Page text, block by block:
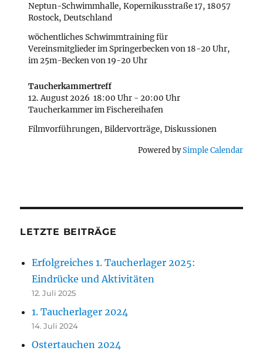
Neptun-Schwimmhalle, Kopernikusstraße 17, 18057
Rostock, Deutschland
wöchentliches Schwimmtraining für
Vereinsmitglieder im Springerbecken von 18-20 Uhr,
im 25m-Becken von 19-20 Uhr
Taucherkammertreff
12. August 2026 18:00 Uhr -20:00 Uhr
Taucherkammer im Fischereihafen
Filmvorführungen, Bildervorträge, Diskussionen
Powered bySimple Calendar
LETZTE BEITRÄGE
Erfolgreiches 1. Taucherlager 2025:
Eindrücke und Aktivitäten
12. Juli 2025
1. Taucherlager 2024
14. Juli 2024
Ostertauchen 2024